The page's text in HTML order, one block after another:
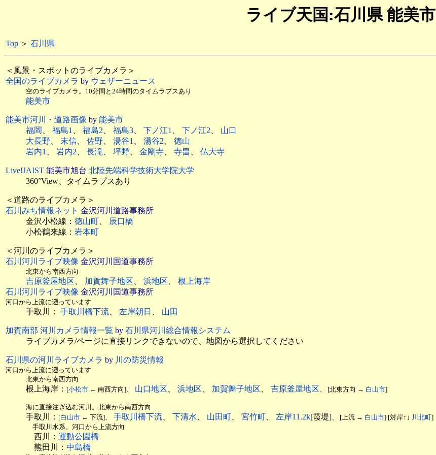
ライブ天国:石川県 能美市
Top ＞ 石川県
＜風景・スポットのライブカメラ＞
全国のライブカメラ by ウェザーニュース
空のライブカメラ。10分間と24時間のタイムラプスあり
能美市
能美市河川・道路画像 by 能美市
福岡 、 福島1、 福島2、 福島3、 下ノ江1、 下ノ江2、 山口
大長野、 末信、 佐野、 湯谷1、 湯谷2、 徳山
岩内1、 岩内2、 長滝、 坪野、 金剛寺、 寺畠 、 仏大寺
Live!JAIST 能美市旭台 北陸先端科学技術大学院大学
360°View、タイムラプスあり
＜道路のライブカメラ＞
石川みち情報ネット 金沢河川道路事務所
金沢小松線： 徳山町、 辰口橋
小松鶴来線： 岩本町
＜河川のライブカメラ＞
石川河川ライブ映像 金沢河川国道事務所
北東から南西方向
吉原釜屋地区、 加賀舞子地区、 浜地区、 根上海岸
石川河川ライブ映像 金沢河川国道事務所
河口から上流に遡っています
手取川： 手取川橋下流、 左岸朝日 、 山田
加賀南部 河川カメラ情報一覧 by 石川県河川総合情報システム
ライブカメラ/ページに直接リンクできないので、地図から選択してください
石川県の河川ライブカメラ by 川の防災情報
河口から上流に遡っています
北東から南西方向
根上海岸： [小松市 ← 南西方向]、 山口地区、 浜地区、 加賀舞子地区、 吉原釜屋地区、 [北東方向 → 白山市]
海に直接注ぎ込む河川。北東から南西方向
手取川： [白山市 ← 下流]、 手取川橋下流、 下清水、 山田町、 宮竹町、 左岸11.2k[霞堤]、 [上流 → 白山市] [対岸↑↓ 川北町]
手取川水系。河口から上流方向
西川： 運動公園橋
熊田川： 中島橋